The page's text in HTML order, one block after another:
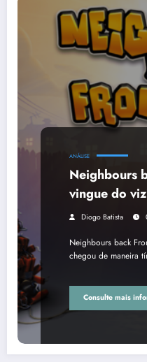
ANÁLISE
Neighbours
vingue do
Diogo Batista
Neighbours back
chegou de maneira
Consulte mais